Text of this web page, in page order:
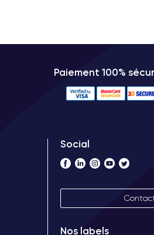
Paiement 100%
Social
Nos labels